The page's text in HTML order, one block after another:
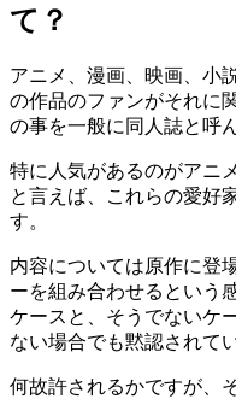
て？
アニメ、漫画、映画、小
の作品のファンがそれに
の事を一般に同人誌と呼
特に人気があるのがアニ
と言えば、これらの愛好
す。
内容については原作に登
ーを組み合わせるという
ケースと、そうでないケ
ない場合でも黙認されて
何故許されるかですが、